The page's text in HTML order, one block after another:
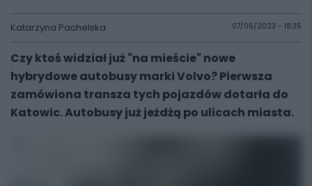
Katarzyna Pachelska 07/06/2023 - 18:35
Czy ktoś widział już "na mieście" nowe
hybrydowe autobusy marki Volvo? Pierwsza
zamówiona transza tych pojazdów dotarła do
Katowic. Autobusy już jeżdżą po ulicach miasta.